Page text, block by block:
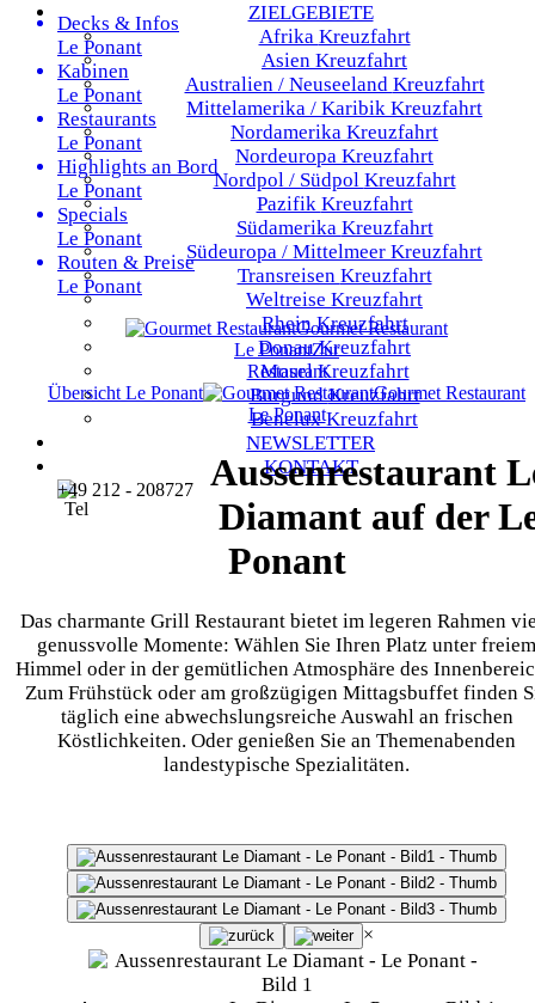
ZIELGEBIETE
Afrika Kreuzfahrt
Asien Kreuzfahrt
Australien / Neuseeland Kreuzfahrt
Mittelamerika / Karibik Kreuzfahrt
Nordamerika Kreuzfahrt
Nordeuropa Kreuzfahrt
Nordpol / Südpol Kreuzfahrt
Pazifik Kreuzfahrt
Südamerika Kreuzfahrt
Südeuropa / Mittelmeer Kreuzfahrt
Transreisen Kreuzfahrt
Weltreise Kreuzfahrt
RheinKreuzfahrt
DonauKreuzfahrt
MoselKreuzfahrt
BurgundKreuzfahrt
BeneluxKreuzfahrt
NEWSLETTER
KONTAKT
+49 212 - 208727
Decks & Infos
Le Ponant
Kabinen
Le Ponant
Restaurants
Le Ponant
Highlights an Bord
Le Ponant
Specials
Le Ponant
Routen & Preise
Le Ponant
Gourmet Restaurant
Le PonantZur
Restaurant
Übersicht Le Ponant
Gourmet Restaurant
Le Ponant
Aussenrestaurant
Diamant auf der
Ponant
Das charmante Grill Restaurant bietet im legeren Rahmen
genussvolle Momente: Wählen Sie Ihren Platz unter freiem
Himmel oder in der gemütlichen Atmosphäre des
Zum Frühstück oder am großzügigen Mittagsbuffet finden
täglich eine abwechslungsreiche Auswahl an frischen
Köstlichkeiten. Oder genießen Sie an Themenabenden
landestypische Spezialitäten.
×